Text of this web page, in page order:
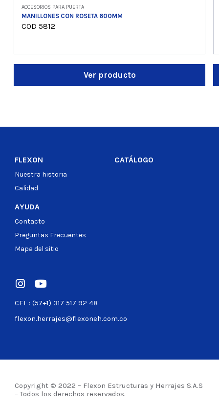
ACCESORIOS PARA PUERTA
MANILLONES CON ROSETA 600MM
COD 5812
Ver producto
CEL : (57+1) 317 517 92 48
flexon.herrajes@flexoneh.com.co
FLEXON
Nuestra historia
Calidad
CATÁLOGO
AYUDA
Contacto
Preguntas Frecuentes
Mapa del sitio
Copyright © 2022 – Flexon Estructuras y Herrajes S.A.S
– Todos los derechos reservados.